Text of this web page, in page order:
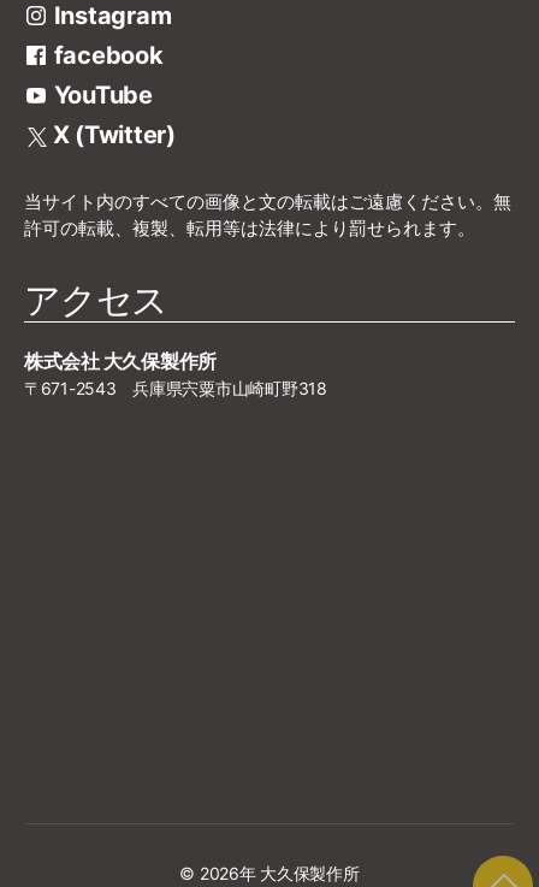
Instagram
facebook
YouTube
X (Twitter)
当サイト内のすべての画像と文の転載はご遠慮ください。無
許可の転載、複製、転用等は法律により罰せられます。
アクセス
株式会社 大久保製作所
〒671-2543 兵庫県宍粟市山崎町野318
© 2026年 大久保製作所